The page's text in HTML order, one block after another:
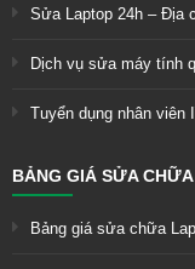
Sửa Laptop 24h – Địa
Dịch vụ sửa máy tính
Tuyển dụng nhân viên
BẢNG GIÁ SỬA CHỮA
Bảng giá sửa chữa